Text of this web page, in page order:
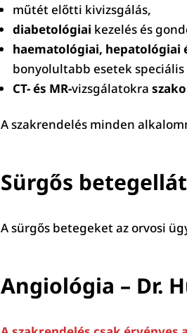
műtét előtti kivizsgálás,
diabetológiai kezelés és
haematológiai, hepatológiai
bonyolultabb esetek
CT- és MR-vizsgálatokra
A szakrendelés minden
Sürgős
A sürgős betegeket az orvosi
Angiológia – Dr.